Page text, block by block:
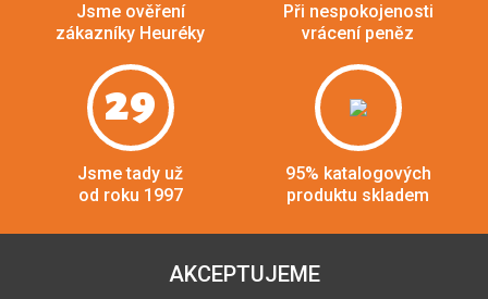
Jsme ověření
zákazníky Heuréky
Při nespokojenosti
vrácení peněz
29
Jsme tady už
od roku 1997
95% katalogových
produktu skladem
AKCEPTUJEME